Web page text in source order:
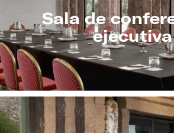
Sala de
ejecutiva